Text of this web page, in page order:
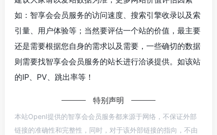
如：智享会会员服务的访问速度、搜索引擎收录以及索
引量、用户体验等；当然要评估一个站的价值，最主要
还是需要根据您自身的需求以及需要，一些确切的数据
则需要找智享会会员服务的站长进行洽谈提供。如该站
的IP、PV、跳出率等！
特别声明
本站OpenI提供的智享会会员服务都来源于网络，不保证外部
链接的准确性和完整性，同时，对于该外部链接的指向，不由